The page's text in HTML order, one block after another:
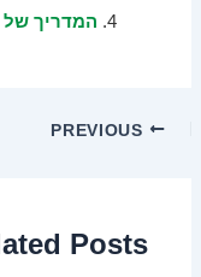
המדריך של
Posts